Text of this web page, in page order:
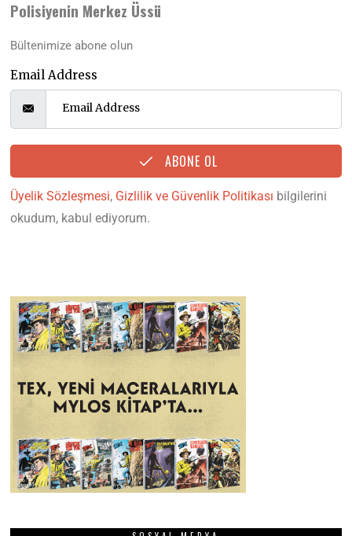
Polisiyenin Merkez Üssü
Bültenimize abone olun
Email Address
ABONE OL
Üyelik Sözleşmesi, Gizlilik ve Güvenlik Politikası bilgilerini
okudum, kabul ediyorum.